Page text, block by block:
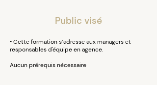
Public visé
• Cette formation s’adresse aux managers et
responsables d'équipe en agence.
Aucun prérequis nécessaire